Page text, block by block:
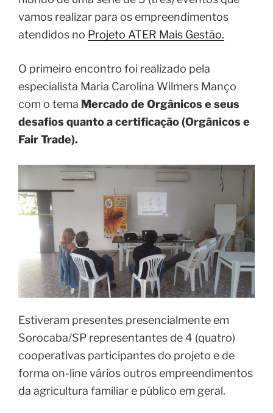
vamos realizar para os empreendimentos
atendidos noProjeto ATER Mais Gestão.
especialista Maria Carolina Wilmers Manço
com o tema Mercado de Orgânicos e seus
desafios quanto a certificação (Orgânicos e
Fair Trade).
Sorocaba/SP representantes de 4 (quatro)
cooperativas participantes do projeto e de
forma on-line vários outros empreendimentos
da agricultura familiar e público em geral.